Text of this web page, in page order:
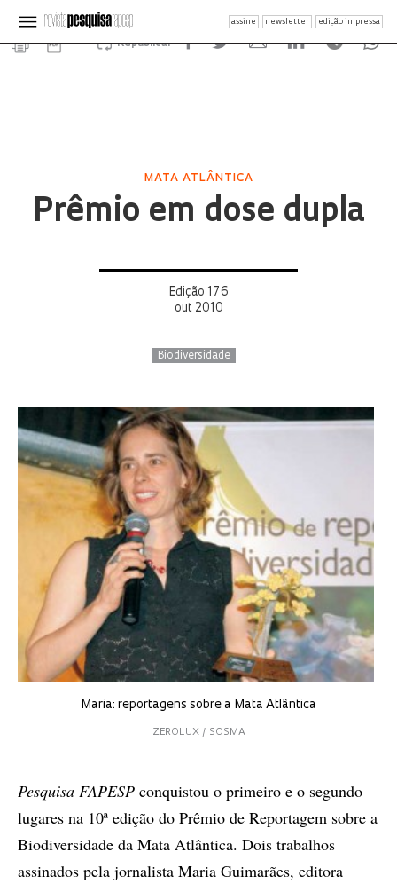
assine newsletter edição impressa
Republicar
MATA ATLÂNTICA
Prêmio em dose dupla
Edição 176
out 2010
Biodiversidade
Maria: reportagens sobre a Mata Atlântica
ZEROLUX / SOSMA
Pesquisa FAPESP conquistou o primeiro e o segundo
lugares na 10ª edição do Prêmio de Reportagem sobre a
Biodiversidade da Mata Atlântica. Dois trabalhos
assinados pela jornalista Maria Guimarães, editora